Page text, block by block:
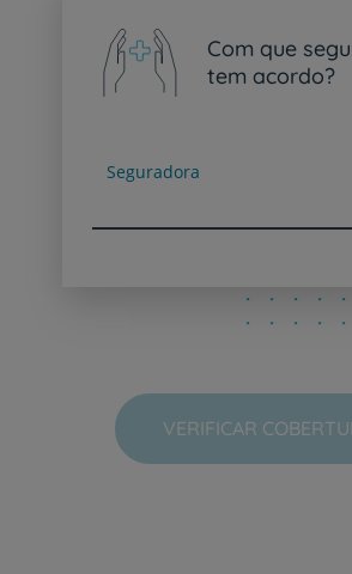
Com que
tem acordo?
Seguradora
VERIFICAR